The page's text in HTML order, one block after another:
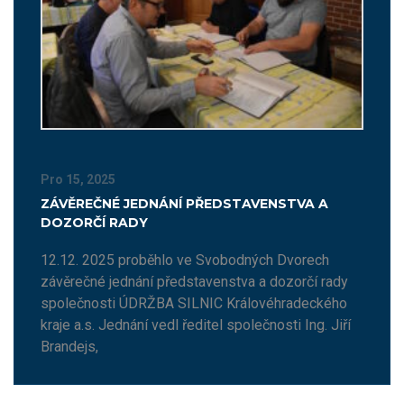
ZÁVĚREČNÉ JEDNÁNÍ PŘEDSTAVENSTVA A
DOZORČÍ RADY
12.12. 2025 proběhlo ve Svobodných Dvorech
závěrečné jednání představenstva a dozorčí rady
společnosti ÚDRŽBA SILNIC Královéhradeckého
kraje a.s. Jednání vedl ředitel společnosti Ing. Jiří
Brandejs,
Pro 15, 2025